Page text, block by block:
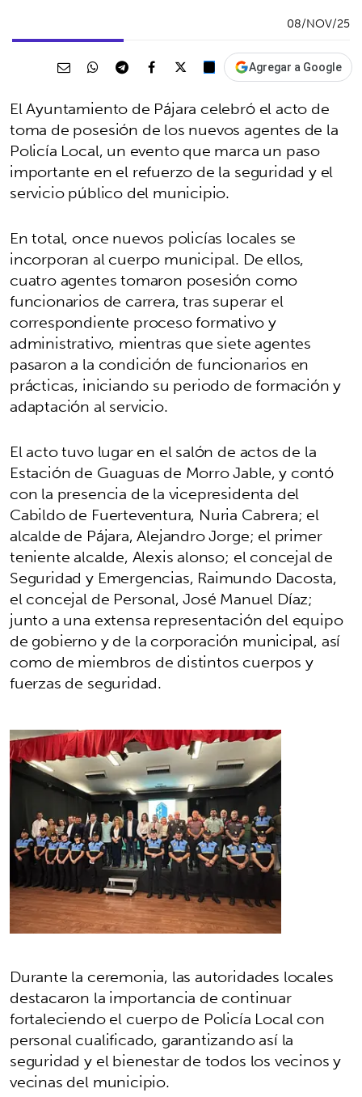
08/NOV/25
Agregar a Google
El Ayuntamiento de Pájara celebró el acto de
toma de posesión de los nuevos agentes de la
Policía Local, un evento que marca un paso
importante en el refuerzo de la seguridad y el
servicio público del municipio.
En total, once nuevos policías locales se
incorporan al cuerpo municipal. De ellos,
cuatro agentes tomaron posesión como
funcionarios de carrera, tras superar el
correspondiente proceso formativo y
administrativo, mientras que siete agentes
pasaron a la condición de funcionarios en
prácticas, iniciando su periodo de formación y
adaptación al servicio.
El acto tuvo lugar en el salón de actos de la
Estación de Guaguas de Morro Jable, y contó
con la presencia de la vicepresidenta del
Cabildo de Fuerteventura, Nuria Cabrera; el
alcalde de Pájara, Alejandro Jorge; el primer
teniente alcalde, Alexis alonso; el concejal de
Seguridad y Emergencias, Raimundo Dacosta,
el concejal de Personal, José Manuel Díaz;
junto a una extensa representación del equipo
de gobierno y de la corporación municipal, así
como de miembros de distintos cuerpos y
fuerzas de seguridad.
Durante la ceremonia, las autoridades locales
destacaron la importancia de continuar
fortaleciendo el cuerpo de Policía Local con
personal cualificado, garantizando así la
seguridad y el bienestar de todos los vecinos y
vecinas del municipio.